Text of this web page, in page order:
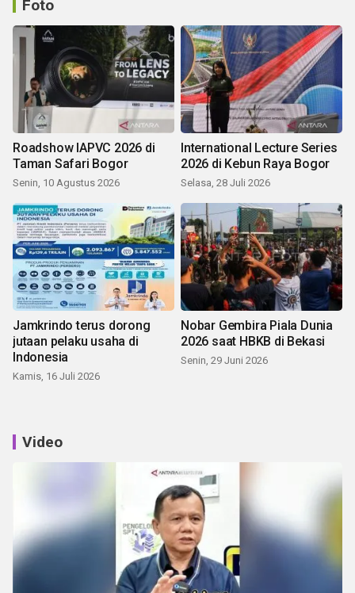
Foto
Roadshow IAPVC 2026 di
Taman Safari Bogor
Senin, 10 Agustus 2026
International Lecture Series
2026 di Kebun Raya Bogor
Selasa, 28 Juli 2026
Jamkrindo terus dorong
jutaan pelaku usaha di
Indonesia
Kamis, 16 Juli 2026
Nobar Gembira Piala Dunia
2026 saat HBKB di Bekasi
Senin, 29 Juni 2026
Video